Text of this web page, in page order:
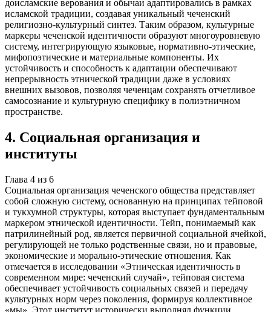
доисламские верования и обычаи адаптировались в рамках
исламской традиции, создавая уникальный чеченский
религиозно-культурный синтез. Таким образом, культурные
маркеры чеченской идентичности образуют многоуровневую
систему, интегрирующую языковые, нормативно-этические,
мифопоэтические и материальные компоненты. Их
устойчивость и способность к адаптации обеспечивают
непрерывность этнической традиции даже в условиях
внешних вызовов, позволяя чеченцам сохранять отчетливое
самосознание и культурную специфику в полиэтничном
пространстве.
4. Социальная организация и
институты
Глава 4 из 6
Социальная организация чеченского общества представляет
собой сложную систему, основанную на принципах тейповой
и тукхумной структуры, которая выступает фундаментальным
маркером этнической идентичности. Тейп, понимаемый как
патрилинейный род, является первичной социальной ячейкой,
регулирующей не только родственные связи, но и правовые,
экономические и морально-этические отношения. Как
отмечается в исследовании «Этническая идентичность в
современном мире: чеченский случай», тейповая система
обеспечивает устойчивость социальных связей и передачу
культурных норм через поколения, формируя коллективное